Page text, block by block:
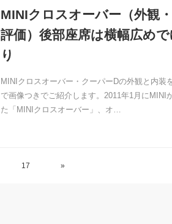
MINIクロスオーバー（外観
評価）後部座席は横幅広め
り
MINIクロスオーバー・クーパーDの外観と内装
で画像つきでご紹介します。2011年1月にMINI
た「MINIクロスオーバー」、オ…
17 »